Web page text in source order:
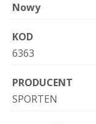
Nowy
KOD
6363
PRODUCENT
SPORTEN